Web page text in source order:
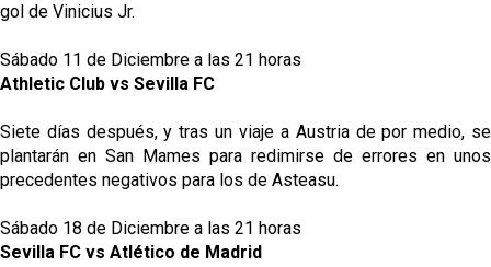
gol de Vinicius Jr.
Sábado 11 de Diciembre a las 21 horas
Athletic Club vs Sevilla FC
Siete días después, y tras un viaje a Austria de por medio, se
plantarán en San Mames para redimirse de errores en unos
precedentes negativos para los de Asteasu.
Sábado 18 de Diciembre a las 21 horas
Sevilla FC vs Atlético de Madrid